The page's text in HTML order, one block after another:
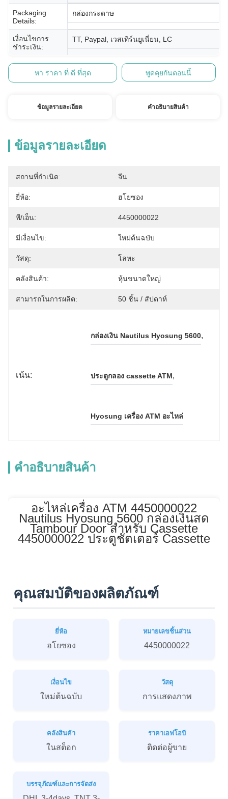
Packaging
Details:
กล่องกระดาษ
เงื่อนไขการ
ชำระเงิน:
TT, Paypal, เวสเทิร์นยูเนี่ยน, LC
หา ราคา ที่ ดี ที่สุด พูดคุยกันตอนนี้
ข้อมูลรายละเอียด คําอธิบายสินค้า
ข้อมูลรายละเอียด
สถานที่กำเนิด: จีน
ยี่ห้อ: ฮโยซอง
พี/เอ็น: 4450000022
มีเงื่อนไข: ใหม่ต้นฉบับ
วัสดุ: โลหะ
คลังสินค้า: หุ้นขนาดใหญ่
สามารถในการผลิต: 50 ชิ้น / สัปดาห์
เน้น:
กล่องเงิน Nautilus Hyosung 5600,
ประตูกลอง cassette ATM,
Hyosung เครื่อง ATM อะไหล่
คําอธิบายสินค้า
อะไหล่เครื่อง ATM 4450000022
Nautilus Hyosung 5600 กล่องเงินสด
Tambour Door สำหรับ Cassette
4450000022 ประตูชัตเตอร์ Cassette
คุณสมบัติของผลิตภัณฑ์
ยี่ห้อ
ฮโยซอง
หมายเลขชิ้นส่วน
4450000022
เงื่อนไข
ใหม่ต้นฉบับ
วัสดุ
การแสดงภาพ
คลังสินค้า
ในสต็อก
ราคาเอฟโอบี
ติดต่อผู้ขาย
บรรจุภัณฑ์และการจัดส่ง